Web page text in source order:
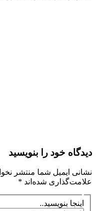
دیدگاه‌ خود را بنویسید
نشانی ایمیل شما منتشر
علامت‌گذاری شده‌اند *
اینجا بنویسید..